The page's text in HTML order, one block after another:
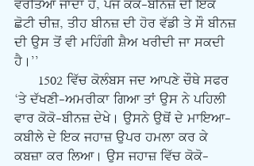
ਵਰਤਿਆ ਜਾਂਦਾ ਹੈ, ਪੰਜ ਕੋਕੋ-ਬੀਨਜ਼ ਦੀ ਇਕ
ਛੋਟੀ ਚੀਜ਼, ਤੀਹ ਬੀਨਜ਼ ਦੀ ਹੋਰ ਵੱਡੀ ਤੇ ਸੌ ਬੀਨਜ਼
ਦੀ ਉਸ ਤੋਂ ਵੀ ਮਹਿੰਗੀ ਸ਼ੈਅ ਖਰੀਦੀ ਜਾ ਸਕਦੀ
ਹੈ।’’
‘ਤੇ ਦੱਖਣੀ-ਅਮਰੀਕਾ ਗਿਆ ਤਾਂ ਉਸ ਨੇ ਪਹਿਲੀ
ਵਾਰ ਕੋਕੋ-ਬੀਨਜ਼ ਦੇਖੇ। ਉਸਨੇ ਉਥੋਂ ਦੇ ਮਾਇਆ-
ਕਬੀਲੇ ਦੇ ਇਕ ਜਹਾਜ਼ ਉਪਰ ਹਮਲਾ ਕਰ ਕੇ
ਕਬਜ਼ਾ ਕਰ ਲਿਆ। ਉਸ ਜਹਾਜ਼ ਵਿੱਚ ਕੋਕੋ-